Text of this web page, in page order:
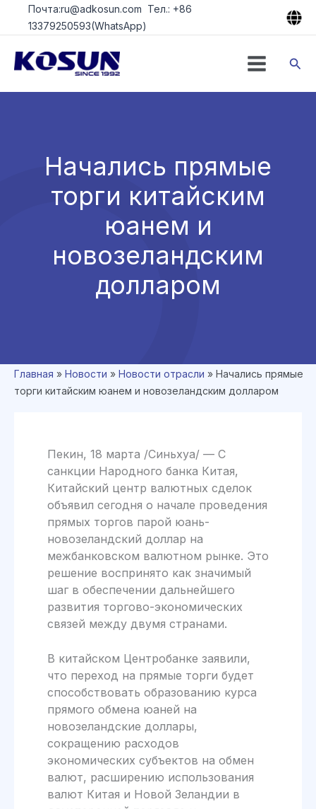
ПерейтиПочта:ru@adkosun.com Тел.: +86
13379250593(WhatsApp)
Начались прямые
торги китайским
юанем и
новозеландским
долларом
Главная » Новости » Новости отрасли » Начались прямые
торги китайским юанем и новозеландским долларом
Пекин, 18 марта /Синьхуа/ — С
санкции Народного банка Китая,
Китайский центр валютных сделок
объявил сегодня о начале проведения
прямых торгов парой юань-
новозеландский доллар на
межбанковском валютном рынке. Это
решение воспринято как значимый
шаг в обеспечении дальнейшего
развития торгово-экономических
связей между двумя странами.
В китайском Центробанке заявили,
что переход на прямые торги будет
способствовать образованию курса
прямого обмена юаней на
новозеландские доллары,
сокращению расходов
экономических субъектов на обмен
валют, расширению использования
валют Китая и Новой Зеландии в